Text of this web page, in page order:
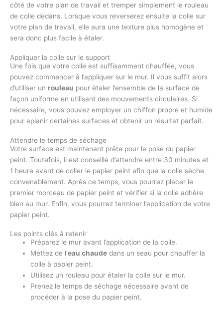
côté de votre plan de travail et tremper simplement le rouleau
de colle dedans. Lorsque vous reverserez ensuite la colle sur
votre plan de travail, elle aura une texture plus homogène et
sera donc plus facile à étaler.
Appliquer la colle sur le support
Une fois que votre colle est suffisamment chauffée, vous
pouvez commencer à l’appliquer sur le mur. Il vous suffit alors
d’utiliser un rouleau pour étaler l’ensemble de la surface de
façon uniforme en utilisant des mouvements circulaires. Si
nécessaire, vous pouvez employer un chiffon propre et humide
pour aplanir certaines surfaces et obtenir un résultat parfait.
Attendre le temps de séchage
Votre surface est maintenant prête pour la pose du papier
peint. Toutefois, il est conseillé d’attendre entre 30 minutes et
1 heure avant de coller le papier peint afin que la colle sèche
convenablement. Après ce temps, vous pourrez placer le
premier morceau de papier peint et vérifier si la colle adhère
bien au mur. Enfin, vous pourrez terminer l’application de votre
papier peint.
Les points clés à retenir
Préparez le mur avant l’application de la colle.
Mettez de l’eau chaude dans un seau pour chauffer la
colle à papier peint.
Utilisez un rouleau pour étaler la colle sur le mur.
Prenez le temps de séchage nécessaire avant de
procéder à la pose du papier peint.